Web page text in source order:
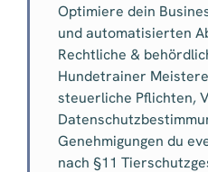
Optimiere dein
und automatisierten
Rechtliche &
Hundetrainer
steuerliche Pflichten,
Genehmigungen du
nach §11